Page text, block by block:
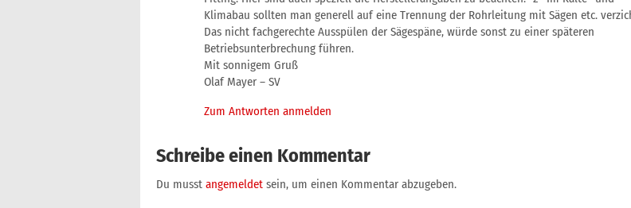
Klimabau sollten man generell auf eine Trennung der Rohrleitung mit Sägen etc.
Das nicht fachgerechte Ausspülen der Sägespäne, würde sonst zu einer späteren
Betriebsunterbrechung führen.
Mit sonnigem Gruß
Olaf Mayer – SV
Zum Antworten anmelden
Schreibe einen Kommentar
Du musst angemeldet sein, um einen Kommentar abzugeben.